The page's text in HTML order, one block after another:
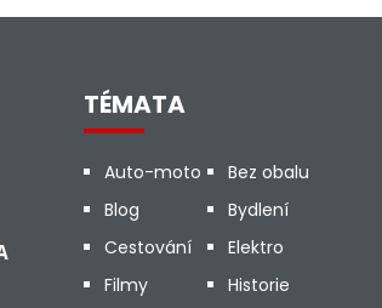
TÉMATA
Auto-moto
Bez obalu
Blog
Bydlení
Cestování
Elektro
Filmy
Historie